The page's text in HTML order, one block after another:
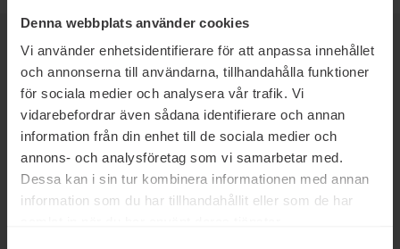
Denna webbplats använder cookies
Vi använder enhetsidentifierare för att anpassa innehållet
och annonserna till användarna, tillhandahålla funktioner
för sociala medier och analysera vår trafik. Vi
vidarebefordrar även sådana identifierare och annan
information från din enhet till de sociala medier och
annons- och analysföretag som vi samarbetar med.
Dessa kan i sin tur kombinera informationen med annan
information som du har tillhandahållit eller som de har
Liknande
01/01/2025 - 31/12/2025
Kostnadsfri workshop för er
ledningsgrupp
Läs mer